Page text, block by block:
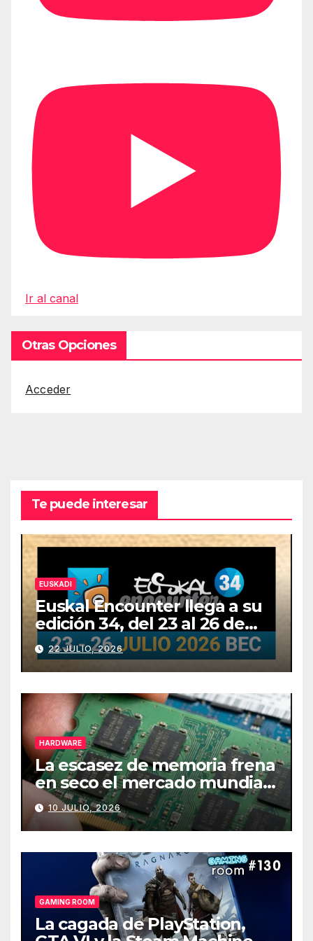
Ir al canal
Otras Opciones
Acceder
Te puede interesar
EUSKADI
Euskal Encounter llega a su
edición 34, del 23 al 26 de
julio
22 JULIO, 2026
HARDWARE
La escasez de memoria frena
en seco el mercado mundial
de PCs
10 JULIO, 2026
GAMING ROOM
La cagada de PlayStation,